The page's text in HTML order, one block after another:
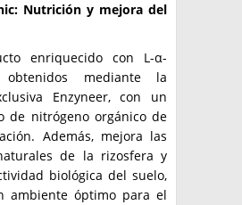
Nutrición y mejora del
enriquecido con L-α-
obtenidos mediante la
Enzyneer, con un
de nitrógeno orgánico de
Además, mejora las
de la rizosfera y
biológica del suelo,
ambiente óptimo para el